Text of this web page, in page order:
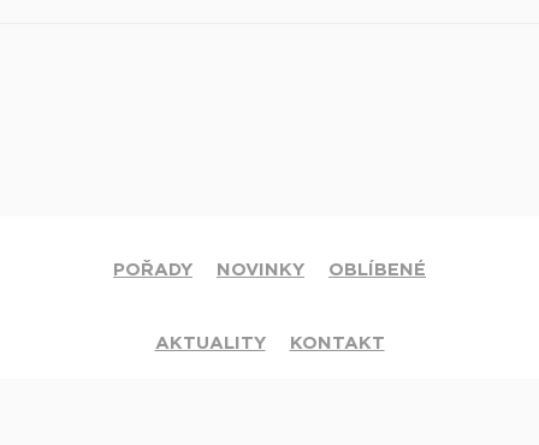
POŘADY NOVINKY OBLÍBENÉ
AKTUALITY KONTAKT